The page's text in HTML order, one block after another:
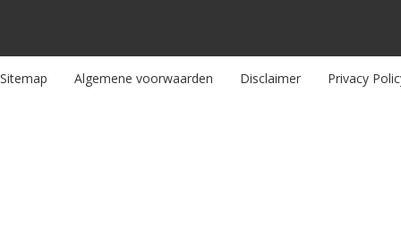
Sitemap Algemene voorwaarden Disclaimer Privacy